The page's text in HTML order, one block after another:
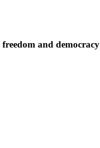
freedom and democracy